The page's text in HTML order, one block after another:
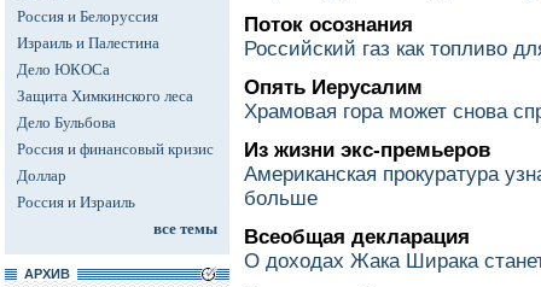
Россия и Белоруссия
Израиль и Палестина
Дело ЮКОСа
Защита Химкинского леса
Дело Бульбова
Россия и финансовый кризис
Доллар
Россия и Израиль
все темы
АРХИВ
Поток осознания
Российский газ как топливо
Опять Иерусалим
Храмовая гора может снова
Из жизни экс-премьеров
Американская прокуратура
больше
Всеобщая декларация
О доходах Жака Ширака